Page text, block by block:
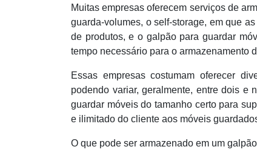
Muitas empresas oferecem serviços de
guarda-volumes, o self-storage, em que
de produtos, e o galpão para guardar
tempo necessário para o armazenamento
Essas empresas costumam oferecer
podendo variar, geralmente, entre dois e
guardar móveis do tamanho certo para
e ilimitado do cliente aos móveis
O que pode ser armazenado em um